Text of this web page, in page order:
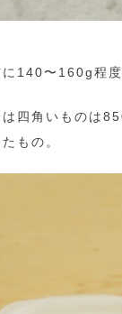
140〜160g程度
四角いものは
もの。